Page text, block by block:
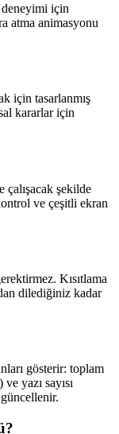
için
atma animasyonu
için tasarlanmış
kararlar için
çalışacak şekilde
ve çeşitli ekran
Kısıtlama
dilediğiniz kadar
gösterir: toplam
yazı sayısı